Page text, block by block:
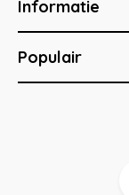
Informatie
Populair